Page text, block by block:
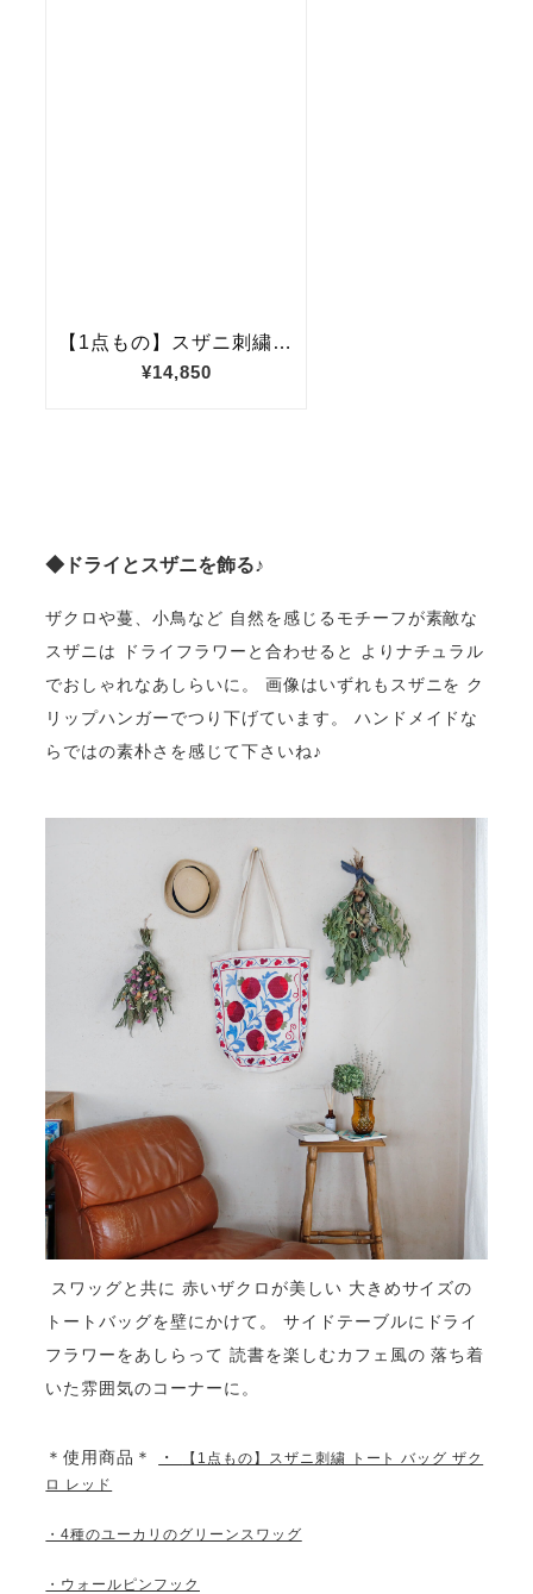
◆ドライとスザニを飾る♪
ザクロや蔓、小鳥など 自然を感じるモチーフが素敵な
スザニは ドライフラワーと合わせると よりナチュラル
でおしゃれなあしらいに。 画像はいずれもスザニを ク
リップハンガーでつり下げています。 ハンドメイドな
らではの素朴さを感じて下さいね♪
スワッグと共に 赤いザクロが美しい 大きめサイズの
トートバッグを壁にかけて。 サイドテーブルにドライ
フラワーをあしらって 読書を楽しむカフェ風の 落ち着
いた雰囲気のコーナーに。
＊使用商品＊ ・
【1点もの】スザニ刺繍 トート バッグ ザク
ロ レッド
・4種のユーカリのグリーンスワッグ
・ウォールピンフック